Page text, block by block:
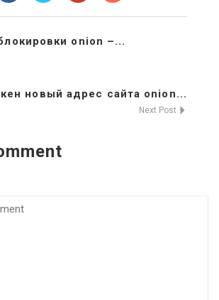
onion –...
новый адрес сайта onion...
Next Post